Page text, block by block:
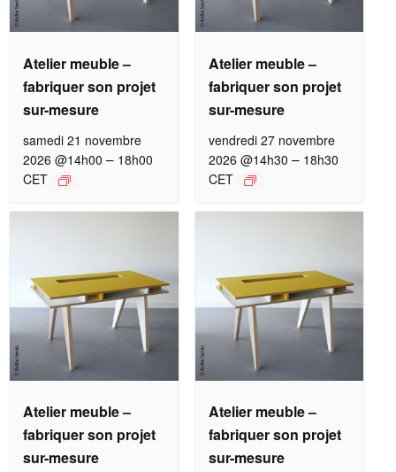
Atelier meuble –
fabriquer son projet
sur-mesure
samedi 21 novembre
2026 @14h00 – 18h00
CET
Atelier meuble –
fabriquer son projet
sur-mesure
vendredi 27 novembre
2026 @14h30 – 18h30
CET
Atelier meuble –
fabriquer son projet
sur-mesure
Atelier meuble –
fabriquer son projet
sur-mesure